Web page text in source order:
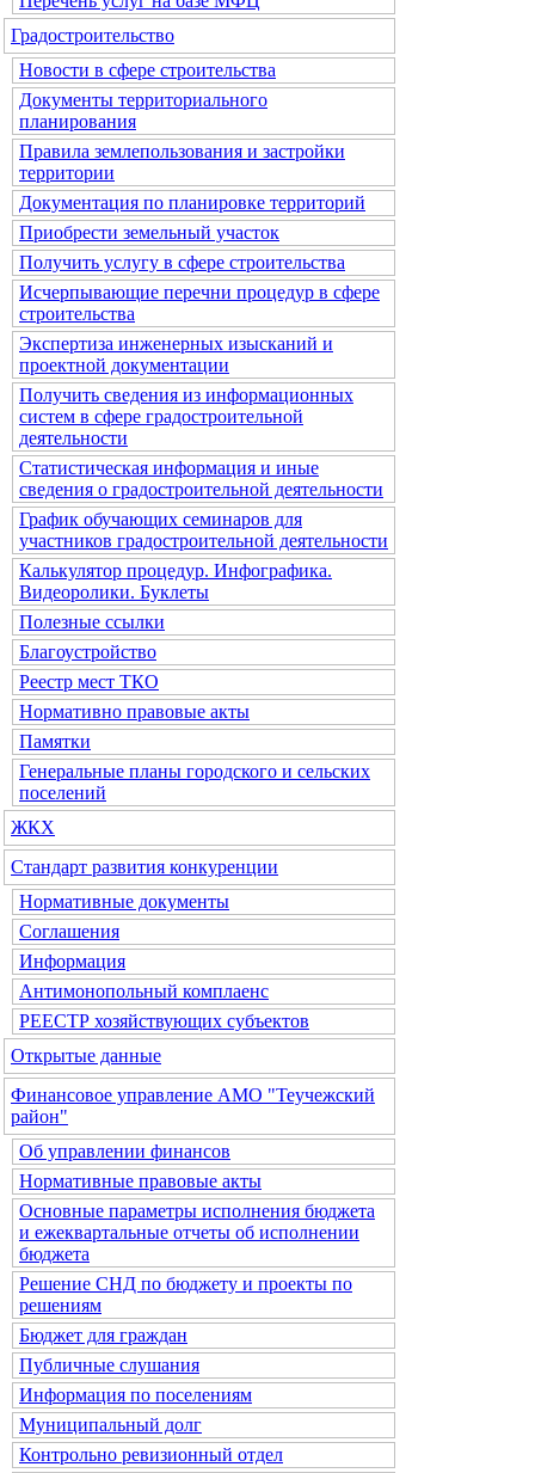
Градостроительство
Новости в сфере строительства
Документы территориального
планирования
Правила землепользования и застройки
территории
Документация по планировке территорий
Приобрести земельный участок
Получить услугу в сфере строительства
Исчерпывающие перечни процедур в сфере
строительства
Экспертиза инженерных изысканий и
проектной документации
Получить сведения из информационных
систем в сфере градостроительной
деятельности
Статистическая информация и иные
сведения о градостроительной деятельности
График обучающих семинаров для
участников градостроительной деятельности
Калькулятор процедур. Инфографика.
Видеоролики. Буклеты
Полезные ссылки
Благоустройство
Реестр мест ТКО
Нормативно правовые акты
Памятки
Генеральные планы городского и сельских
поселений
ЖКХ
Стандарт развития конкуренции
Нормативные документы
Соглашения
Информация
Антимонопольный комплаенс
РЕЕСТР хозяйствующих субъектов
Открытые данные
Финансовое управление АМО "Теучежский
район"
Об управлении финансов
Нормативные правовые акты
Основные параметры исполнения бюджета
и ежеквартальные отчеты об исполнении
бюджета
Решение СНД по бюджету и проекты по
решениям
Бюджет для граждан
Публичные слушания
Информация по поселениям
Муниципальный долг
Контрольно ревизионный отдел